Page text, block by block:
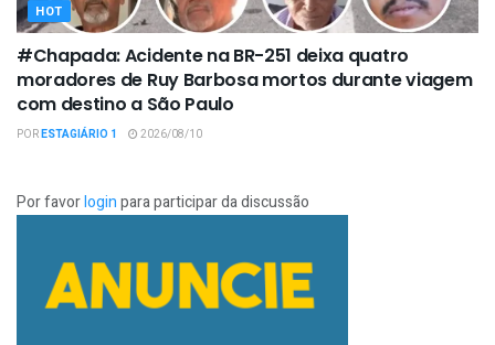
HOT
#Chapada: Acidente na BR-251 deixa quatro
moradores de Ruy Barbosa mortos durante viagem
com destino a São Paulo
PORESTAGIÁRIO 1 2026/08/10
Por favorloginpara participar da discussão